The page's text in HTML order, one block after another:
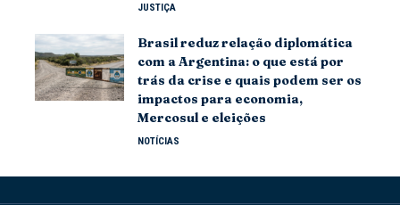
JUSTIÇA
Brasil reduz relação diplomática
com a Argentina: o que está por
trás da crise e quais podem ser os
impactos para economia,
Mercosul e eleições
NOTÍCIAS